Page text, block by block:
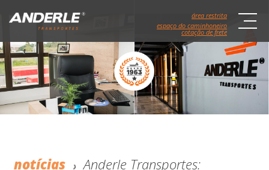
espaço do caminhoneiro
cotação de frete
área restrita
notícias
Anderle Transportes: